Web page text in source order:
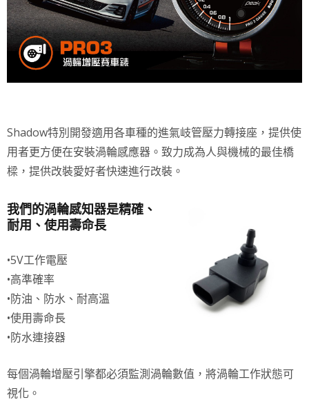
Shadow特別開發適用各車種的進氣岐管壓力轉接座，提供使
用者更方便在安裝渦輪感應器。致力成為人與機械的最佳橋
樑，提供改裝愛好者快速進行改裝。
我們的渦輪感知器是精確、
耐用、使用壽命長
•5V工作電壓
•高準確率
•防油、防水、耐高溫
•使用壽命長
•防水連接器
每個渦輪增壓引擎都必須監測渦輪數值，將渦輪工作狀態可
視化。